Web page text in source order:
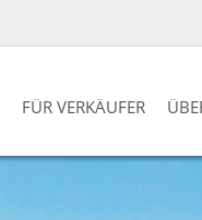
FÜR VERKÄUFER